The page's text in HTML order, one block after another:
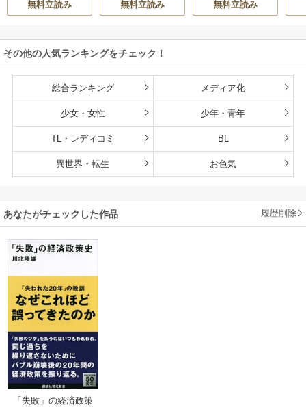
無料立読み
無料立読み
い
無料立読み
その他の人気ランキングをチェック！
総合ランキング メディア化
少女・女性 少年・青年
TL・レディコミ BL
異世界・転生 お色気
あなたがチェックした作品 履歴削除
「失敗」の経済政策